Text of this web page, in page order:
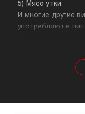
5) Мясо утки
И многие другие
употребляют в
полезных
зависимости от
подходит для